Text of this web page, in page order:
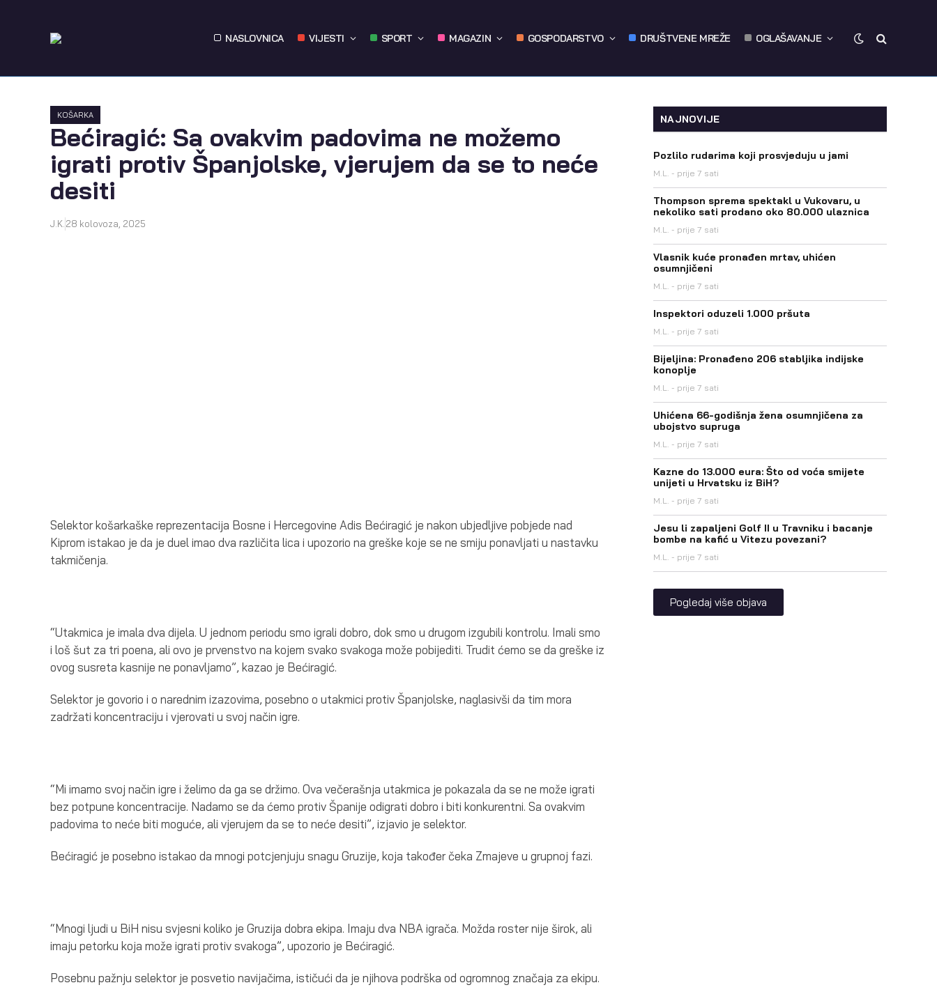
NASLOVNICA VIJESTI SPORT MAGAZIN GOSPODARSTVO DRUŠTVENE MREŽE OGLAŠAVANJE
KOŠARKA
Bećiragić: Sa ovakvim padovima ne možemo
igrati protiv Španjolske, vjerujem da se to neće
desiti
J.K. 28 kolovoza, 2025
Selektor košarkaške reprezentacija Bosne i Hercegovine Adis Bećiragić je nakon ubjedljive pobjede nad
Kiprom istakao je da je duel imao dva različita lica i upozorio na greške koje se ne smiju ponavljati u nastavku
takmičenja.
“Utakmica je imala dva dijela. U jednom periodu smo igrali dobro, dok smo u drugom izgubili kontrolu. Imali smo
i loš šut za tri poena, ali ovo je prvenstvo na kojem svako svakoga može pobijediti. Trudit ćemo se da greške iz
ovog susreta kasnije ne ponavljamo”, kazao je Bećiragić.
Selektor je govorio i o narednim izazovima, posebno o utakmici protiv Španjolske, naglasivši da tim mora
zadržati koncentraciju i vjerovati u svoj način igre.
“Mi imamo svoj način igre i želimo da ga se držimo. Ova večerašnja utakmica je pokazala da se ne može igrati
bez potpune koncentracije. Nadamo se da ćemo protiv Španije odigrati dobro i biti konkurentni. Sa ovakvim
padovima to neće biti moguće, ali vjerujem da se to neće desiti”, izjavio je selektor.
Bećiragić je posebno istakao da mnogi potcjenjuju snagu Gruzije, koja također čeka Zmajeve u grupnoj fazi.
“Mnogi ljudi u BiH nisu svjesni koliko je Gruzija dobra ekipa. Imaju dva NBA igrača. Možda roster nije širok, ali
imaju petorku koja može igrati protiv svakoga”, upozorio je Bećiragić.
Posebnu pažnju selektor je posvetio navijačima, ističući da je njihova podrška od ogromnog značaja za ekipu.
NAJNOVIJE
Pozlilo rudarima koji prosvjeduju u jami
M.L. prije 7 sati
Thompson sprema spektakl u Vukovaru, u
nekoliko sati prodano oko 80.000 ulaznica
M.L. prije 7 sati
Vlasnik kuće pronađen mrtav, uhićen
osumnjičeni
M.L. prije 7 sati
Inspektori oduzeli 1.000 pršuta
M.L. prije 7 sati
Bijeljina: Pronađeno 206 stabljika indijske
konoplje
M.L. prije 7 sati
Uhićena 66-godišnja žena osumnjičena za
ubojstvo supruga
M.L. prije 7 sati
Kazne do 13.000 eura: Što od voća smijete
unijeti u Hrvatsku iz BiH?
M.L. prije 7 sati
Jesu li zapaljeni Golf II u Travniku i bacanje
bombe na kafić u Vitezu povezani?
M.L. prije 7 sati
Pogledaj više objava